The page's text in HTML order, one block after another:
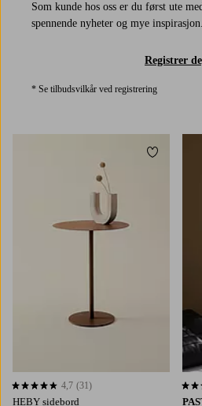
Som kunde hos oss er du først ute
spennende nyheter og mye inspirasjon.
Registrer
* Se tilbudsvilkår ved registrering
HEBY sidebord
4,7 basert på 31 karaktergivninger
4,7 (31)
Legg til
4,2